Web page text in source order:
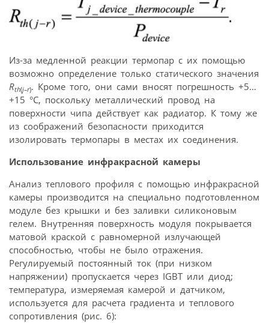
Из-за медленной реакции термопар с их помощью
возможно определение только статического значения
Rth(j–r). Кроме того, они сами вносят погрешность +5…
+15 °C, поскольку металлический провод на
поверхности чипа действует как радиатор. К тому же
из соображений безопасности приходится
изолировать термопары в местах их соединения.
Использование инфракрасной камеры
Анализ теплового профиля с помощью инфракрасной
камеры производится на специально подготовленном
модуле без крышки и без заливки силиконовым
гелем. Внутренняя поверхность модуля покрывается
матовой краской с равномерной излучающей
способностью, чтобы не было отражения.
Регулируемый постоянный ток (при низком
напряжении) пропускается через IGBT или диод;
температура, измеряемая камерой и датчиком,
используется для расчета градиента и теплового
сопротивления (рис. 6):